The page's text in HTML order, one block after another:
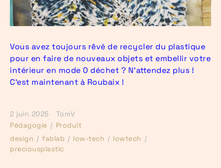
Vous avez toujours rêvé de recycler du plastique
pour en faire de nouveaux objets et embellir votre
intérieur en mode 0 déchet ? N’attendez plus !
C’est maintenant à Roubaix !
2 juin 2025
TomV
Pédagogie
Produit
design
fablab low-tech
lowtech
preciousplastic